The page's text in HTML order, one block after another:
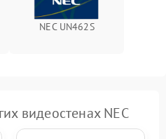
NEC UN462S
видеостенах NEC